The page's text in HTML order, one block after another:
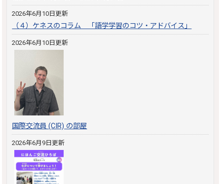
2026年6月10日更新
（４）ケネスのコラム 「語学学習のコツ・アドバイス」
2026年6月10日更新
国際交流員 (CIR) の部屋
2026年6月9日更新